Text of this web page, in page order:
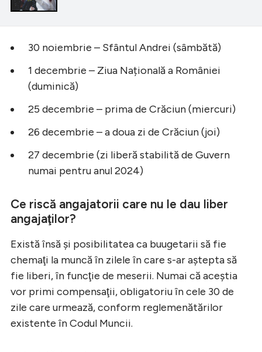
30 noiembrie – Sfântul Andrei (sâmbătă)
1 decembrie – Ziua Națională a României
(duminică)
25 decembrie – prima de Crăciun (miercuri)
26 decembrie – a doua zi de Crăciun (joi)
27 decembrie (zi liberă stabilită de Guvern
numai pentru anul 2024)
Ce riscă angajatorii care nu le dau liber
angajaţilor?
Există însă şi posibilitatea ca buugetarii să fie
chemaţi la muncă în zilele în care s-ar aştepta să
fie liberi, în funcţie de meserii. Numai că aceştia
vor primi compensaţii, obligatoriu în cele 30 de
zile care urmează, conform reglemenătărilor
existente în Codul Muncii.